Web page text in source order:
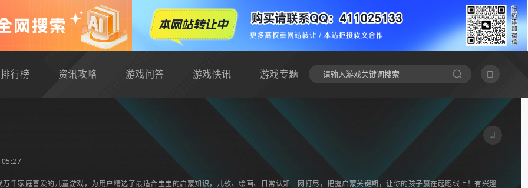
排行榜 资讯攻略 游戏问答 游戏快讯 游戏专题
05:27
千家庭喜爱的儿童游戏，为用户精选了最适合宝宝的启蒙知识，儿歌、绘画、日常认知一网打尽，把握启蒙关键期，让你的孩子赢在起跑线上！有兴趣